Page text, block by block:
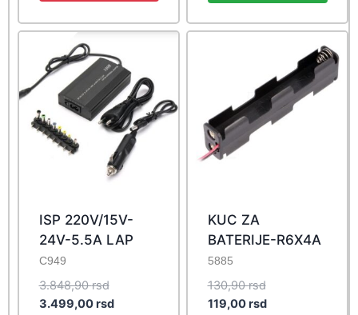
ISP 220V/15V-
24V-5.5A LAP
C949
3.848,90rsdOriginal
price
3.499,00rsdCurrent
KUC ZA
BATERIJE-R6X4A
5885
130,90rsdOriginal
price
119,00rsdCurrent